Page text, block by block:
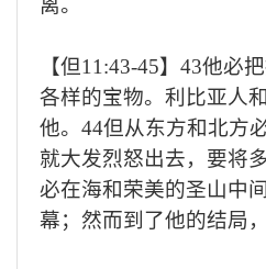
离。
【但11:43-45】 43他必
各样的宝物。利比亚人
他。 44但从东方和北方
就大发烈怒出去，要将
必在海和荣美的圣山中
幕；然而到了他的结局